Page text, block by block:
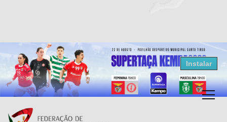
Resultados Andebol
Federação de Andebol de Portugal
Grátis - Disponivel na Play Store
Instalar